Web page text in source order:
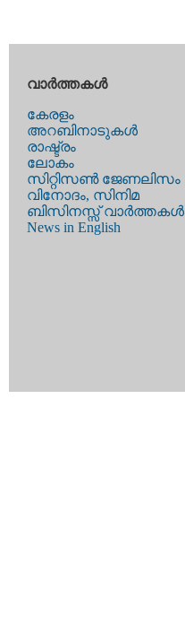
വാര്‍ത്തകള്‍
കേരളം
അറബിനാടുകള്‍
രാഷ്ട്രം
ലോകം
സിറ്റിസണ്‍ ജേണലിസം
വിനോദം, സിനിമ
ബിസിനസ്സ് വാര്‍ത്തകള്‍
News in English